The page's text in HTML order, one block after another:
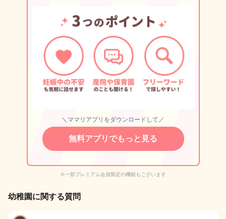
＼ママリアプリをダウンロードして／
無料アプリでもっと見る
※一部プレミアム会員限定の機能もございます
幼稚園に関する質問